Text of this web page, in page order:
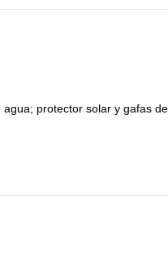
protector solar y gafas